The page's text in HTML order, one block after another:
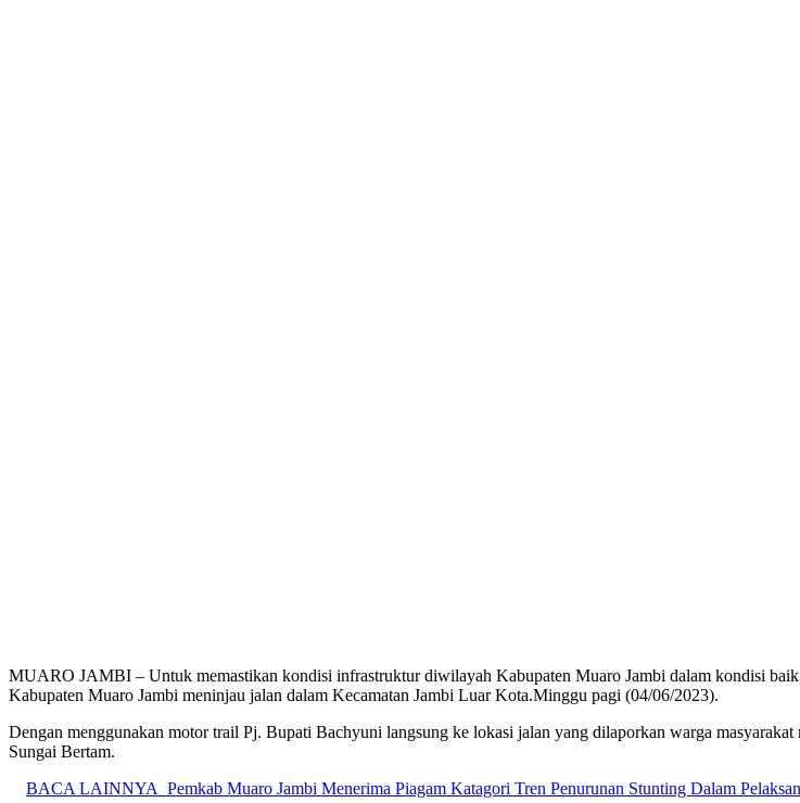
MUARO JAMBI – Untuk memastikan kondisi infrastruktur diwilayah Kabupaten Muaro Jambi dalam kondisi
Kabupaten Muaro Jambi meninjau jalan dalam Kecamatan Jambi Luar Kota.Minggu pagi (04/06/2023).
Dengan menggunakan motor trail Pj. Bupati Bachyuni langsung ke lokasi jalan yang dilaporkan warga
Sungai Bertam.
BACA LAINNYA Pemkab Muaro Jambi Menerima Piagam Katagori Tren Penurunan Stunting Dalam